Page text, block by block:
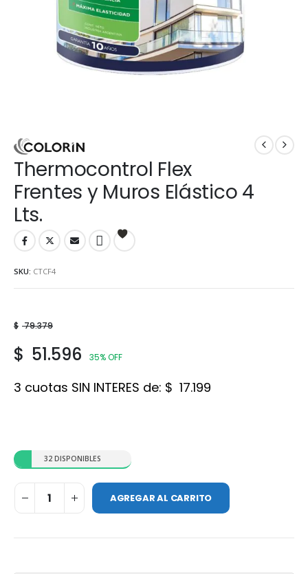
Thermocontrol Flex
Frentes y Muros Elástico 4
Lts.
SKU: CTCF4
$ 79.379
$ 51.596 35% OFF
3 cuotas SIN INTERES de: $ 17.199
32 DISPONIBLES
AGREGAR AL CARRITO